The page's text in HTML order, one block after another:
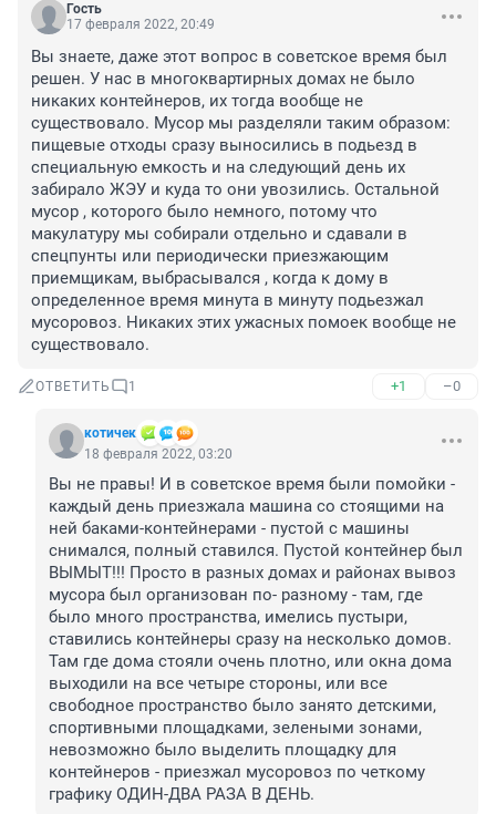
Гость
17 февраля 2022, 20:49
Вы знаете, даже этот вопрос в советское время был
решен. У нас в многоквартирных домах не было
никаких контейнеров, их тогда вообще не
существовало. Мусор мы разделяли таким образом:
пищевые отходы сразу выносились в подьезд в
специальную емкость и на следующий день их
забирало ЖЭУ и куда то они увозились. Остальной
мусор , которого было немного, потому что
макулатуру мы собирали отдельно и сдавали в
спецпунты или периодически приезжающим
приемщикам, выбрасывался , когда к дому в
определенное время минута в минуту подьезжал
мусоровоз. Никаких этих ужасных помоек вообще не
существовало.
ОТВЕТИТЬ 1 +1 –0
котичек
18 февраля 2022, 03:20
Вы не правы! И в советское время были помойки -
каждый день приезжала машина со стоящими на
ней баками-контейнерами - пустой с машины
снимался, полный ставился. Пустой контейнер был
ВЫМЫТ!!! Просто в разных домах и районах вывоз
мусора был организован по- разному - там, где
было много пространства, имелись пустыри,
ставились контейнеры сразу на несколько домов.
Там где дома стояли очень плотно, или окна дома
выходили на все четыре стороны, или все
свободное пространство было занято детскими,
спортивными площадками, зелеными зонами,
невозможно было выделить площадку для
контейнеров - приезжал мусоровоз по четкому
графику ОДИН-ДВА РАЗА В ДЕНЬ.